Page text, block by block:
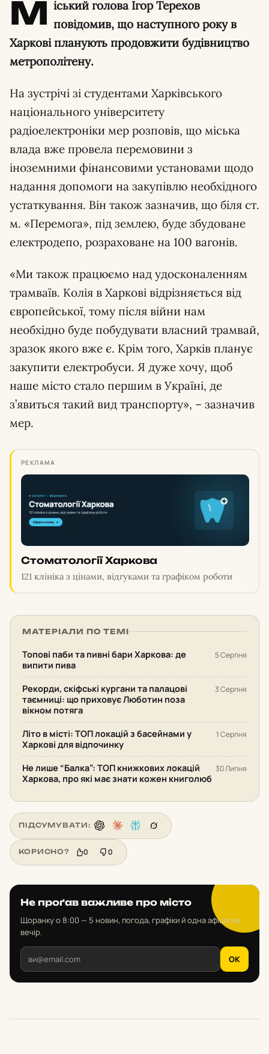
М іський голова Ігор Терехов
повідомив, що наступного року в
Харкові планують продовжити будівництво
метрополітену.
На зустрічі зі студентами Харківського
національного університету
радіоелектроніки мер розповів, що міська
влада вже провела перемовини з
іноземними фінансовими установами щодо
надання допомоги на закупівлю необхідного
устаткування. Він також зазначив, що біля ст.
м. «Перемога», під землею, буде збудоване
електродепо, розраховане на 100 вагонів.
«Ми також працюємо над удосконаленням
трамваїв. Колія в Харкові відрізняється від
європейської, тому після війни нам
необхідно буде побудувати власний трамвай,
зразок якого вже є. Крім того, Харків планує
закупити електробуси. Я дуже хочу, щоб
наше місто стало першим в Україні, де
з’явиться такий вид транспорту», – зазначив
мер.
РЕКЛАМА
Стоматології Харкова
121 клініка з цінами, відгуками та графіком роботи
МАТЕРІАЛИ ПО ТЕМІ
Топові паби та пивні бари Харкова: де
випити пива
5 Серпня
Рекорди, скіфські кургани та палацові
таємниці: що приховує Люботин поза
вікном потяга
3 Серпня
Літо в місті: ТОП локацій з басейнами у
Харкові для відпочинку
1 Серпня
Не лише “Балка”: ТОП книжкових локацій
Харкова, про які має знати кожен книголюб
30 Липня
ПІДСУМУВАТИ:
КОРИСНО? 0 0
Не проґав важливе про місто
Щоранку о 8:00 — 5 новин, погода, графіки й одна афіша на
вечір.
OK